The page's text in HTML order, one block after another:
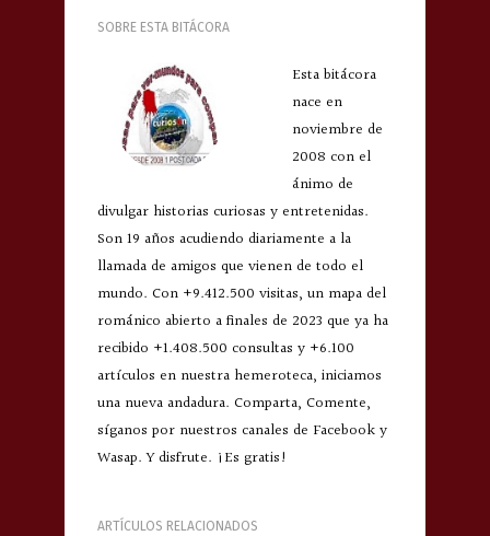
SOBRE ESTA BITÁCORA
Esta bitácora
nace en
noviembre de
2008 con el
ánimo de
divulgar historias curiosas y entretenidas.
Son 19 años acudiendo diariamente a la
llamada de amigos que vienen de todo el
mundo. Con +9.412.500 visitas, un mapa del
románico abierto a finales de 2023 que ya ha
recibido +1.408.500 consultas y +6.100
artículos en nuestra hemeroteca, iniciamos
una nueva andadura. Comparta, Comente,
síganos por nuestros canales de Facebook y
Wasap. Y disfrute. ¡Es gratis!
ARTÍCULOS RELACIONADOS